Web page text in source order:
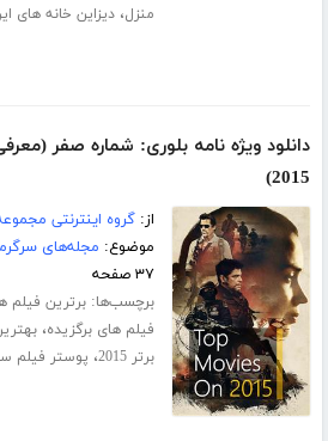
منزل،دیزاین خانه های
دانلود ویژه نامه بلوری: شماره صفر
2015)
از:گروه اینترنتی
موضوع: مجله‌های
۳۷ صفحه
برچسب‌ها:برترین فیلم
فیلم های برگزیده،
برتر 2015
، پوستر فیلم